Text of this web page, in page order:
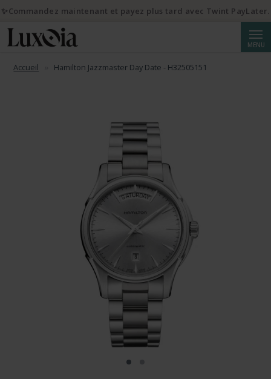
MENU
Accueil Hamilton Jazzmaster Day Date - H32505151
✨Commandez maintenant et payez plus tard avec Twint PayLater.